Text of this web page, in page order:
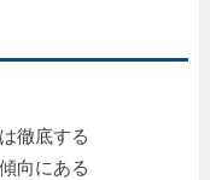
徹底する
向にある